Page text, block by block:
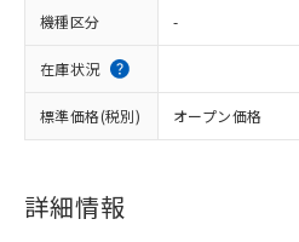
機種区分 -
在庫状況
標準価格(税別) オープン価格
詳細情報